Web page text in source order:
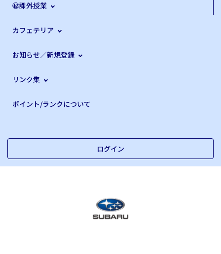
㊙課外授業
カフェテリア
お知らせ／新規登録
リンク集
ポイント/ランクについて
ログイン